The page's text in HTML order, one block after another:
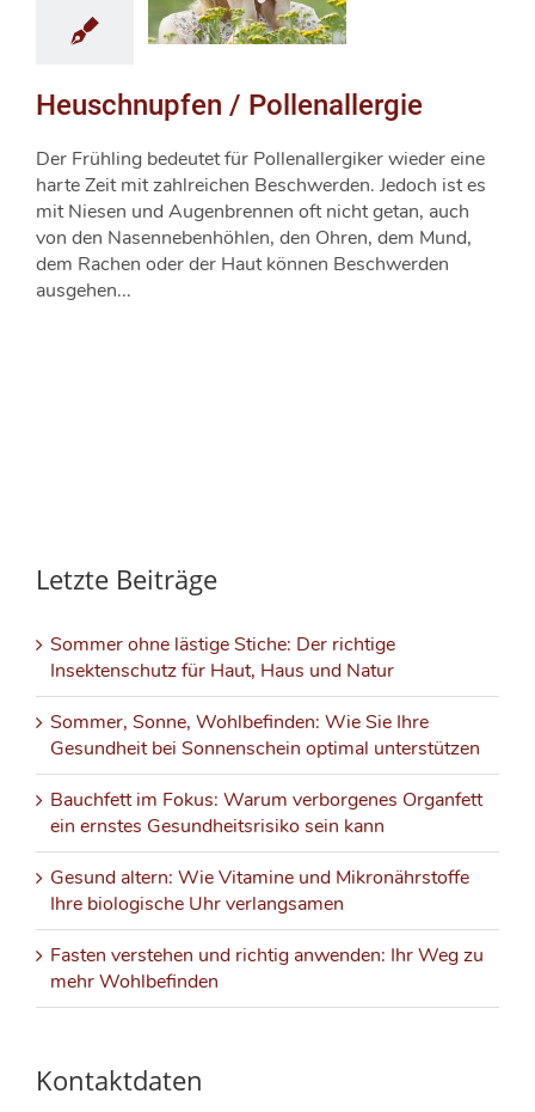
Heuschnupfen / Pollenallergie
Der Frühling bedeutet für Pollenallergiker wieder eine
harte Zeit mit zahlreichen Beschwerden. Jedoch ist es
mit Niesen und Augenbrennen oft nicht getan, auch
von den Nasennebenhöhlen, den Ohren, dem Mund,
dem Rachen oder der Haut können Beschwerden
ausgehen...
Letzte Beiträge
Sommer ohne lästige Stiche: Der richtige
Insektenschutz für Haut, Haus und Natur
Sommer, Sonne, Wohlbefinden: Wie Sie Ihre
Gesundheit bei Sonnenschein optimal unterstützen
Bauchfett im Fokus: Warum verborgenes Organfett
ein ernstes Gesundheitsrisiko sein kann
Gesund altern: Wie Vitamine und Mikronährstoffe
Ihre biologische Uhr verlangsamen
Fasten verstehen und richtig anwenden: Ihr Weg zu
mehr Wohlbefinden
Kontaktdaten